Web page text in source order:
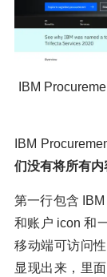
IBM
IBM
们没有将所有
第一行包含
和账户 icon 和
移动端可访问
显现出来，里